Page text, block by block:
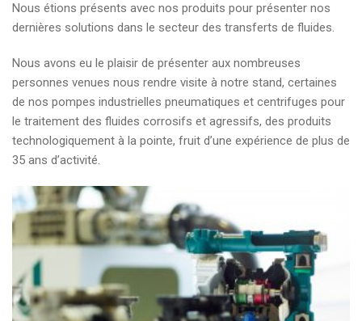
Nous étions présents avec nos produits pour présenter nos
dernières solutions dans le secteur des transferts de fluides.
Nous avons eu le plaisir de présenter aux nombreuses
personnes venues nous rendre visite à notre stand, certaines
de nos pompes industrielles pneumatiques et centrifuges pour
le traitement des fluides corrosifs et agressifs, des produits
technologiquement à la pointe, fruit d’une expérience de plus de
35 ans d’activité.